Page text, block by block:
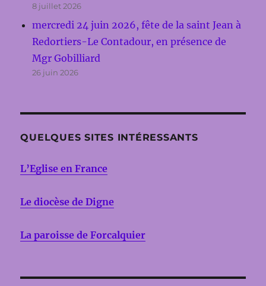
8 juillet 2026
mercredi 24 juin 2026, fête de la saint Jean à
Redortiers-Le Contadour, en présence de
Mgr Gobilliard
26 juin 2026
QUELQUES SITES INTÉRESSANTS
L’Eglise en France
Le diocèse de Digne
La paroisse de Forcalquier